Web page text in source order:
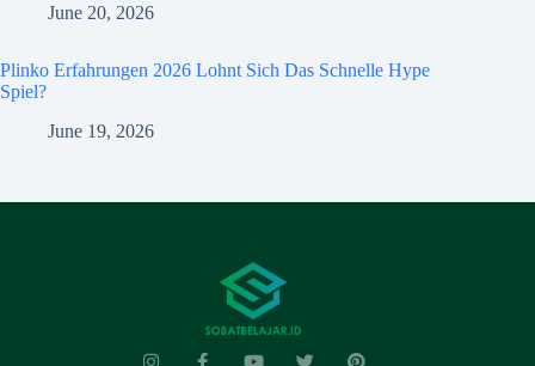
June 20, 2026
Plinko Erfahrungen 2026 Lohnt Sich Das Schnelle Hype
Spiel?
June 19, 2026